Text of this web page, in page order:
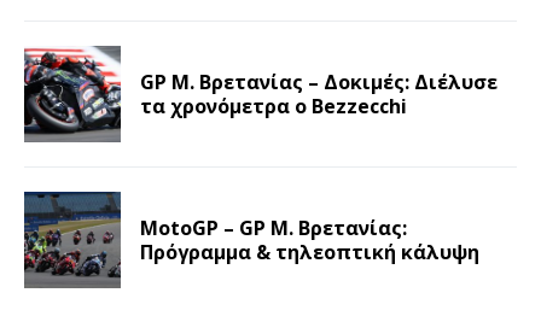
GP Μ. Βρετανίας – Δοκιμές: Διέλυσε
τα χρονόμετρα ο Bezzecchi
MotoGP – GP Μ. Βρετανίας:
Πρόγραμμα & τηλεοπτική κάλυψη